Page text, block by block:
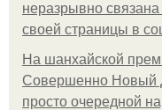
неразрывно связана
своей страницы в
На шанхайской
Совершенно Новый
просто очередной